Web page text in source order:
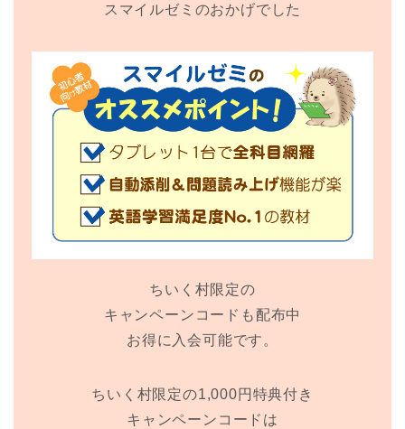
スマイルゼミのおかげでした
ちいく村限定の
キャンペーンコードも配布中
お得に入会可能です。
ちいく村限定の1,000円特典付き
キャンペーンコードは